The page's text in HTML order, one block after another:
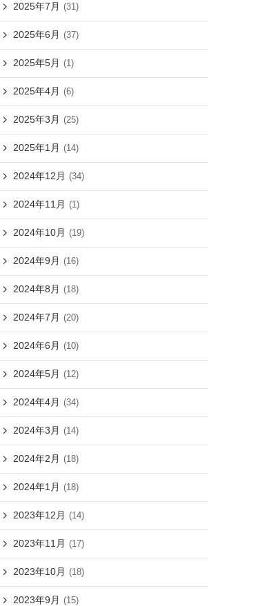
2025年7月 (31)
2025年6月 (37)
2025年5月 (1)
2025年4月 (6)
2025年3月 (25)
2025年1月 (14)
2024年12月 (34)
2024年11月 (1)
2024年10月 (19)
2024年9月 (16)
2024年8月 (18)
2024年7月 (20)
2024年6月 (10)
2024年5月 (12)
2024年4月 (34)
2024年3月 (14)
2024年2月 (18)
2024年1月 (18)
2023年12月 (14)
2023年11月 (17)
2023年10月 (18)
2023年9月 (15)